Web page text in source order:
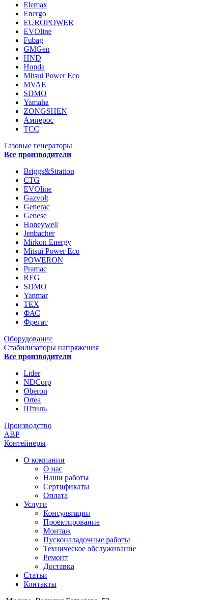
Elemax
Energo
EUROPOWER
EVOline
Fubag
GMGen
HND
Honda
Mitsui Power Eco
MVAE
SDMO
Yamaha
ZONGSHEN
Амперос
ТСС
Газовые генераторы
Все производители
Briggs&Stratton
CTG
EVOline
Gazvolt
Generac
Genese
Honeywell
Jenbacher
Mirkon Energy
Mitsui Power Eco
POWERON
Pramac
REG
SDMO
Yanmar
ТЕХ
ФАС
Фрегат
Оборудование
Стабилизаторы напряжения
Все производители
Lider
NDCorp
Oberon
Ortea
Штиль
Производство
АВР
Контейнеры
О компании
О нас
Наши работы
Сертификаты
Оплата
Услуги
Консультации
Проектирование
Монтаж
Пусконаладочные работы
Техническое обслуживание
Ремонт
Доставка
Статьи
Контакты